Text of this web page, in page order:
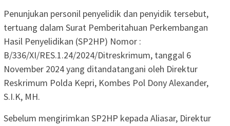
Penunjukan personil penyelidik dan penyidik tersebut,
tertuang dalam Surat Pemberitahuan Perkembangan
Hasil Penyelidikan (SP2HP) Nomor :
B/336/XI/RES.1.24/2024/Ditreskrimum, tanggal 6
November 2024 yang ditandatangani oleh Direktur
Reskrimum Polda Kepri, Kombes Pol Dony Alexander,
S.I.K, MH.
Sebelum mengirimkan SP2HP kepada Aliasar, Direktur